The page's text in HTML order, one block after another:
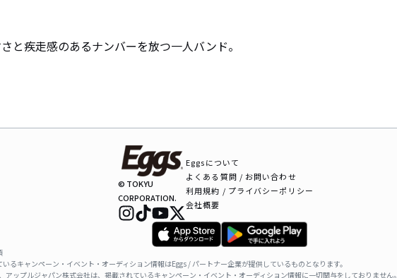
と疾走感のあるナンバーを放つ一人バンド。
© TOKYU
CORPORATION.
Eggsについて
よくある質問 / お問い合わせ
利用規約 / プライバシーポリシー
会社概要
るキャンペーン・イベント・オーディション情報はEggs / パートナー企業が提供しているものとなります。
アップルジャパン株式会社は、掲載されているキャンペーン・イベント・オーディション情報に一切関与をしておりません。